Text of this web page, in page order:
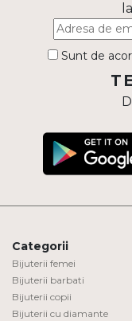
Sunt de
Categorii
Bijuterii femei
Bijuterii barbati
Bijuterii copii
Bijuterii cu diamante